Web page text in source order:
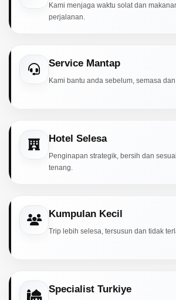
Kami menjaga waktu solat dan
perjalanan.
Service Mantap
Kami bantu anda sebelum, semasa
Hotel Selesa
Penginapan strategik, bersih dan
tenang.
Kumpulan Kecil
Trip lebih selesa, tersusun dan tidak
Specialist Turkiye